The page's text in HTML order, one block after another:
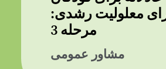
معلولیت رشدی:
مرحله 3
مشاور عمومی